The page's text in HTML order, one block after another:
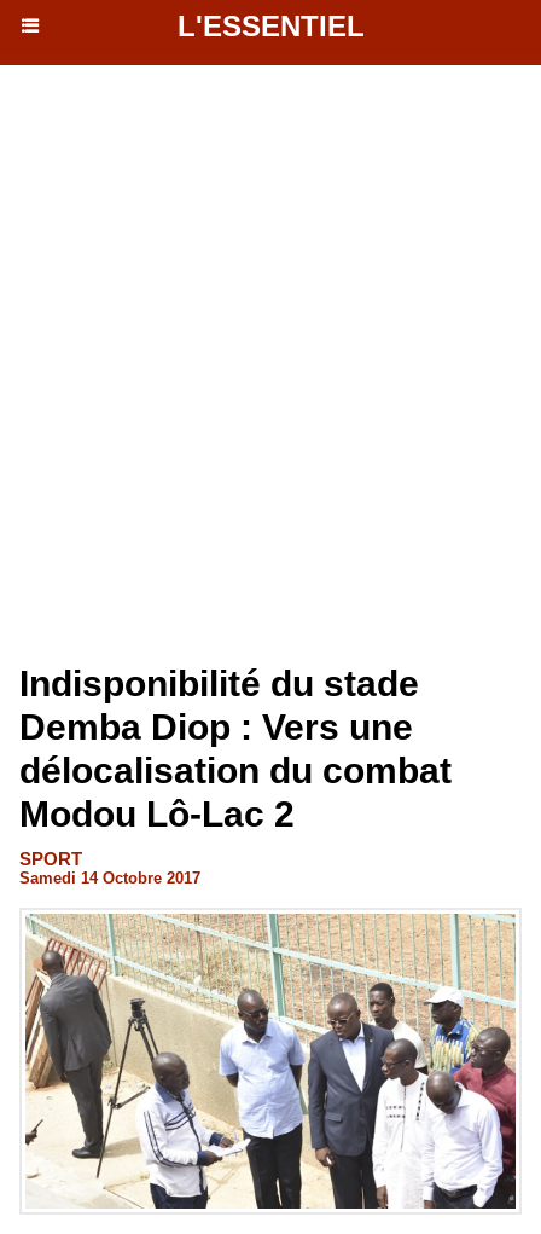
L'ESSENTIEL
Indisponibilité du stade
Demba Diop : Vers une
délocalisation du combat
Modou Lô-Lac 2
SPORT
Samedi 14 Octobre 2017